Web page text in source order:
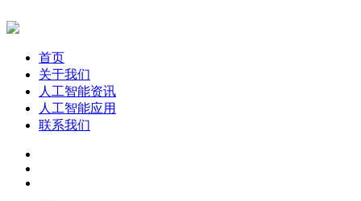
首页
关于我们
人工智能资讯
人工智能应用
联系我们